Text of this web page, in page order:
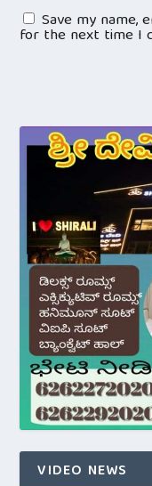
Save my name,
for the next time I
VIDEO NEWS